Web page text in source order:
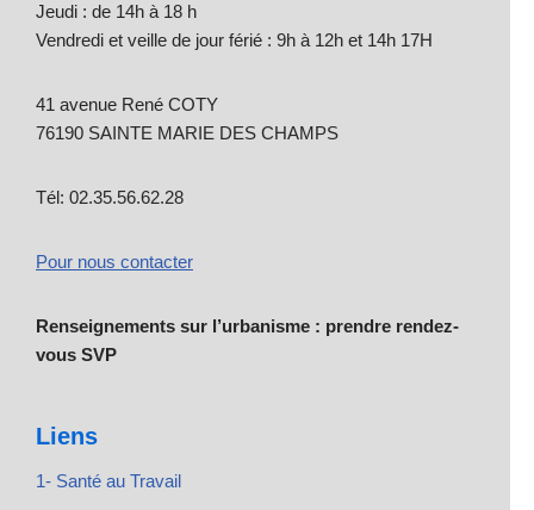
Jeudi : de 14h à 18 h
Vendredi et veille de jour férié : 9h à 12h et 14h 17H
41 avenue René COTY
76190 SAINTE MARIE DES CHAMPS
Tél: 02.35.56.62.28
Pour nous contacter
Renseignements sur l’urbanisme : prendre rendez-
vous SVP
Liens
1- Santé au Travail